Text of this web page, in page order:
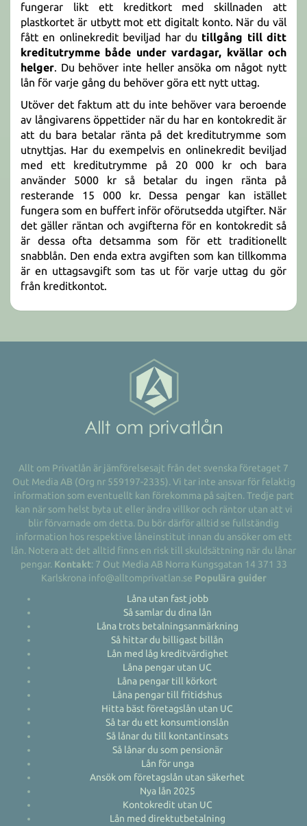
fungerar likt ett kreditkort med skillnaden att
plastkortet är utbytt mot ett digitalt konto. När du väl
fått en onlinekredit beviljad har du tillgång till ditt
kreditutrymme både under vardagar, kvällar och
helger. Du behöver inte heller ansöka om något nytt
lån för varje gång du behöver göra ett nytt uttag.
Utöver det faktum att du inte behöver vara beroende
av långivarens öppettider när du har en kontokredit är
att du bara betalar ränta på det kreditutrymme som
utnyttjas. Har du exempelvis en onlinekredit beviljad
med ett kreditutrymme på 20 000 kr och bara
använder 5000 kr så betalar du ingen ränta på
resterande 15 000 kr. Dessa pengar kan istället
fungera som en buffert inför oförutsedda utgifter. När
det gäller räntan och avgifterna för en kontokredit så
är dessa ofta detsamma som för ett traditionellt
snabblån. Den enda extra avgiften som kan tillkomma
är en uttagsavgift som tas ut för varje uttag du gör
från kreditkontot.
Allt om Privatlån är jämförelsesajt från det svenska företaget 7
Out Media AB (Org nr 559197-2335). Vi tar inte ansvar för felaktig
information som eventuellt kan förekomma på sajten. Tredje part
kan när som helst byta ut eller ändra villkor och räntor utan att vi
blir förvarnade om detta. Du bör därför alltid se fullständig
information hos respektive låneinstitut innan du ansöker om ett
lån. Notera att det alltid finns en risk till skuldsättning när du lånar
pengar. Kontakt: 7 Out Media AB Norra Kungsgatan 14 371 33
Karlskrona info@alltomprivatlan.se Populära guider
Låna utan fast jobb
Så samlar du dina lån
Låna trots betalningsanmärkning
Så hittar du billigast billån
Lån med låg kreditvärdighet
Låna pengar utan UC
Låna pengar till körkort
Låna pengar till fritidshus
Hitta bäst företagslån utan UC
Så tar du ett konsumtionslån
Så lånar du till kontantinsats
Så lånar du som pensionär
Lån för unga
Ansök om företagslån utan säkerhet
Nya lån 2025
Kontokredit utan UC
Lån med direktutbetalning